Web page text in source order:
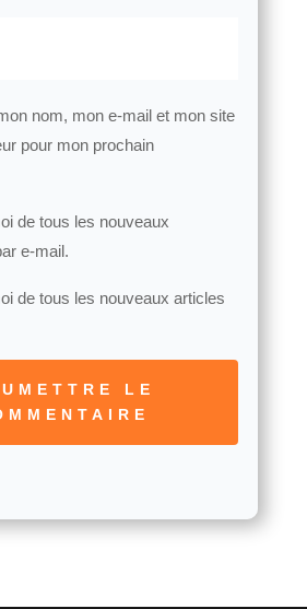
nom, mon e-mail et mon site
pour mon prochain
de tous les nouveaux
e-mail.
de tous les nouveaux articles
LE